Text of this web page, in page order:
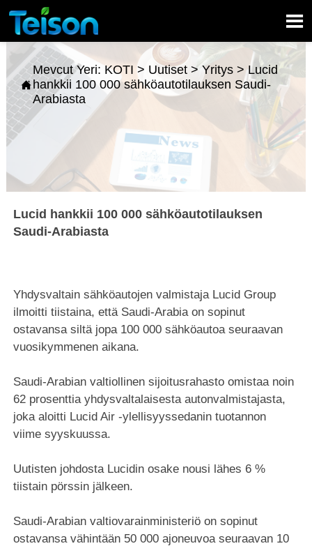


Mevcut Yeri: KOTI > Uutiset> Yritys>Lucid
hankkii 100 000 sähköautotilauksen Saudi-
Arabiasta
Lucid hankkii 100 000 sähköautotilauksen
Saudi-Arabiasta
Yhdysvaltain sähköautojen valmistaja Lucid Group
ilmoitti tiistaina, että Saudi-Arabia on sopinut
ostavansa siltä jopa 100 000 sähköautoa seuraavan
vuosikymmenen aikana.
Saudi-Arabian valtiollinen sijoitusrahasto omistaa noin
62 prosenttia yhdysvaltalaisesta autonvalmistajasta,
joka aloitti Lucid Air -ylellisyyssedanin tuotannon
viime syyskuussa.
Uutisten johdosta Lucidin osake nousi lähes 6 %
tiistain pörssin jälkeen.
Saudi-Arabian valtiovarainministeriö on sopinut
ostavansa vähintään 50 000 ajoneuvoa seuraavan 10